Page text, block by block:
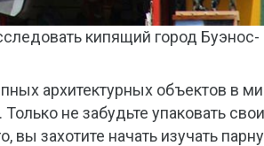
кипящий город Буэнос-
архитектурных объектов в
не забудьте упаковать свои
вы захотите начать изучать